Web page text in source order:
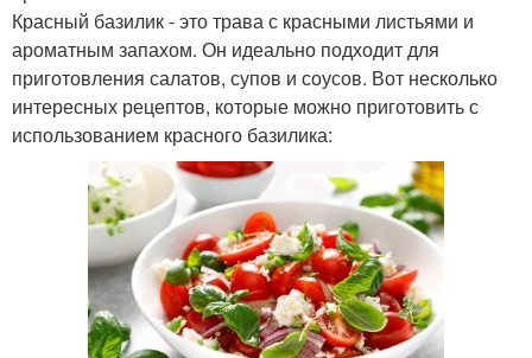
Красный базилик - это трава с красными листьями и
ароматным запахом. Он идеально подходит для
приготовления салатов, супов и соусов. Вот несколько
интересных рецептов, которые можно приготовить с
использованием красного базилика: